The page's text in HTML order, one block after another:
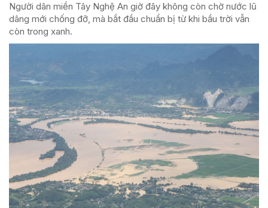
Người dân miền Tây Nghệ An giờ đây không còn chờ nước lũ
dâng mới chống đỡ, mà bắt đầu chuẩn bị từ khi bầu trời vẫn
còn trong xanh.